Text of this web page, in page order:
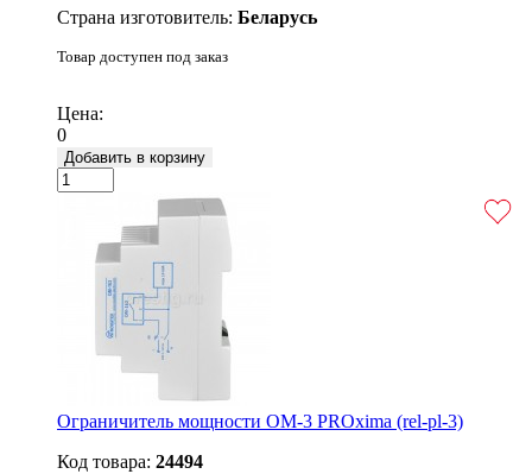
Страна изготовитель: Беларусь
Товар доступен под заказ
Цена:
0
Добавить в корзину
Ограничитель мощности ОМ-3 PROxima (rel-pl-3)
Код товара: 24494